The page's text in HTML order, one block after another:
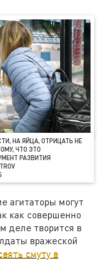
НА ЯЙЦА, ОТРИЦАТЬ НЕ
ЧТО ЭТО
РАЗВИТИЯ
агитаторы могут
как совершенно
деле творится в
вражеской
смуту в